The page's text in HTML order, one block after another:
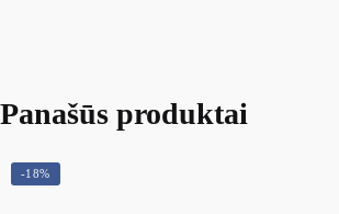
Panašūs produktai
-18%